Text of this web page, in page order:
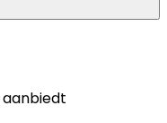
aanbiedt